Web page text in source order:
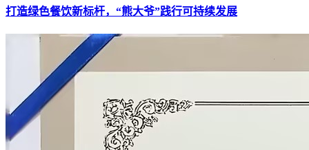
打造绿色餐饮新标杆，“熊大爷”践行可持续发展